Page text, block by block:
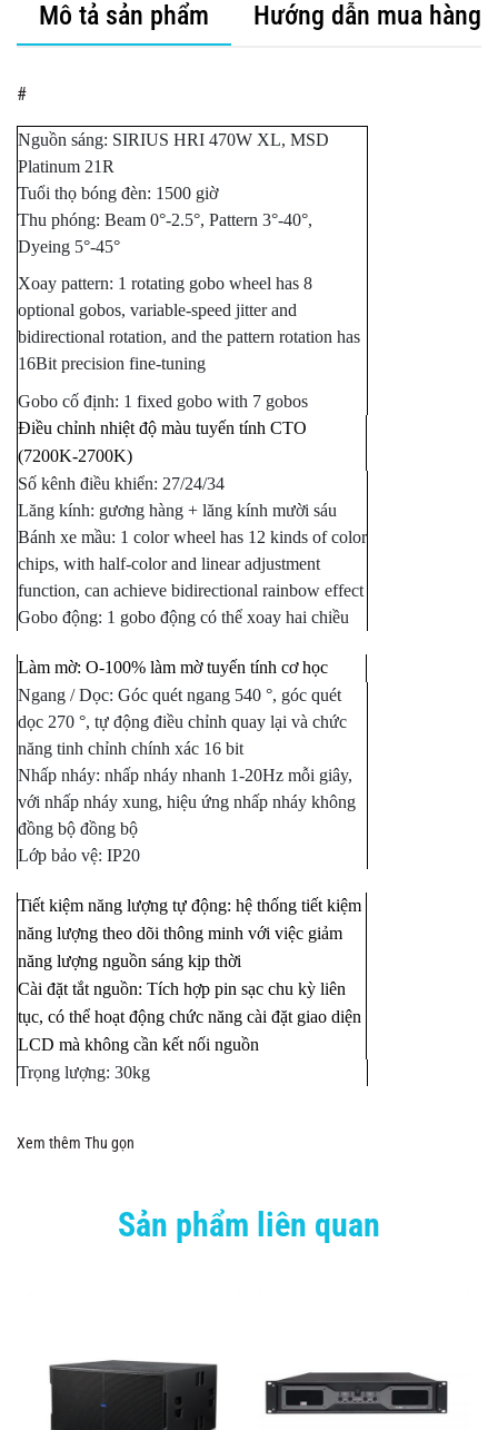
Mô tả sản phẩm Hướng dẫn mua hàng
#
Nguồn sáng: SIRIUS HRI 470W XL, MSD
Platinum 21R
Tuổi thọ bóng đèn: 1500 giờ
Thu phóng: Beam 0°-2.5°, Pattern 3°-40°,
Dyeing 5°-45°
Xoay pattern: 1 rotating gobo wheel has 8
optional gobos, variable-speed jitter and
bidirectional rotation, and the pattern rotation has
16Bit precision fine-tuning
Gobo cố định: 1 fixed gobo with 7 gobos
Điều chỉnh nhiệt độ màu tuyến tính CTO
(7200K-2700K)
Số kênh điều khiển: 27/24/34
Lăng kính: gương hàng + lăng kính mười sáu
Bánh xe mầu: 1 color wheel has 12 kinds of color
chips, with half-color and linear adjustment
function, can achieve bidirectional rainbow effect
Gobo động: 1 gobo động có thể xoay hai chiều
Làm mờ: O-100% làm mờ tuyến tính cơ học
Ngang / Dọc: Góc quét ngang 540 °, góc quét
dọc 270 °, tự động điều chỉnh quay lại và chức
năng tinh chỉnh chính xác 16 bit
Nhấp nháy: nhấp nháy nhanh 1-20Hz mỗi giây,
với nhấp nháy xung, hiệu ứng nhấp nháy không
đồng bộ đồng bộ
Lớp bảo vệ: IP20
Tiết kiệm năng lượng tự động: hệ thống tiết kiệm
năng lượng theo dõi thông minh với việc giảm
năng lượng nguồn sáng kịp thời
Cài đặt tắt nguồn: Tích hợp pin sạc chu kỳ liên
tục, có thể hoạt động chức năng cài đặt giao diện
LCD mà không cần kết nối nguồn
Trọng lượng: 30kg
Xem thêm Thu gọn
Sản phẩm liên quan